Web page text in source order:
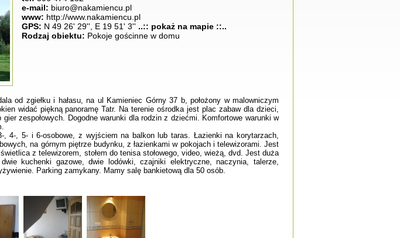
e-mail: biuro@nakamiencu.pl
www: http://www.nakamiencu.pl
GPS: N 49 26' 29'', E 19 51' 3'' ..:: pokaż na mapie ::..
Rodzaj obiektu: Pokoje gościnne w domu
od zgiełku i hałasu, na ul Kamieniec Górny 37 b, położony w malowniczym
widać piękną panoramę Tatr. Na terenie ośrodka jest plac zabaw dla dzieci,
zespołowych. Dogodne warunki dla rodzin z dziećmi. Komfortowe warunki w
4-, 5- i 6-osobowe, z wyjściem na balkon lub taras. Łazienki na korytarzach,
na górnym piętrze budynku, z łazienkami w pokojach i telewizorami. Jest
z telewizorem, stołem do tenisa stołowego, video, wieżą, dvd. Jest duża
kuchenki gazowe, dwie lodówki, czajniki elektryczne, naczynia, talerze,
Parking zamykany. Mamy salę bankietową dla 50 osób.